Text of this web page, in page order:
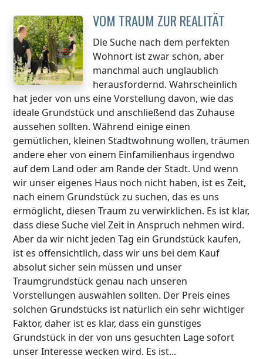
VOM TRAUM ZUR REALITÄT
Die Suche nach dem perfekten
Wohnort ist zwar schön, aber
manchmal auch unglaublich
herausfordernd. Wahrscheinlich
hat jeder von uns eine Vorstellung davon, wie das
ideale Grundstück und anschließend das Zuhause
aussehen sollten. Während einige einen
gemütlichen, kleinen Stadtwohnung wollen, träumen
andere eher von einem Einfamilienhaus irgendwo
auf dem Land oder am Rande der Stadt. Und wenn
wir unser eigenes Haus noch nicht haben, ist es Zeit,
nach einem Grundstück zu suchen, das es uns
ermöglicht, diesen Traum zu verwirklichen. Es ist klar,
dass diese Suche viel Zeit in Anspruch nehmen wird.
Aber da wir nicht jeden Tag ein Grundstück kaufen,
ist es offensichtlich, dass wir uns bei dem Kauf
absolut sicher sein müssen und unser
Traumgrundstück genau nach unseren
Vorstellungen auswählen sollten. Der Preis eines
solchen Grundstücks ist natürlich ein sehr wichtiger
Faktor, daher ist es klar, dass ein günstiges
Grundstück in der von uns gesuchten Lage sofort
unser Interesse wecken wird. Es ist...